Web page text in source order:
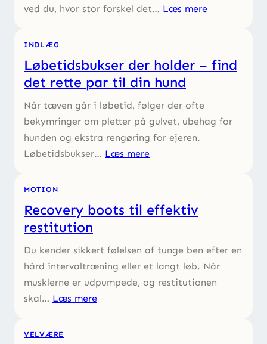
ved du, hvor stor forskel det… Læs mere
INDLÆG
Løbetidsbukser der holder – find
det rette par til din hund
Når tæven går i løbetid, følger der ofte
bekymringer om pletter på gulvet, ubehag for
hunden og ekstra rengøring for ejeren.
Løbetidsbukser… Læs mere
MOTION
Recovery boots til effektiv
restitution
Du kender sikkert følelsen af tunge ben efter en
hård intervaltræning eller et langt løb. Når
musklerne er udpumpede, og restitutionen
skal… Læs mere
VELVÆRE